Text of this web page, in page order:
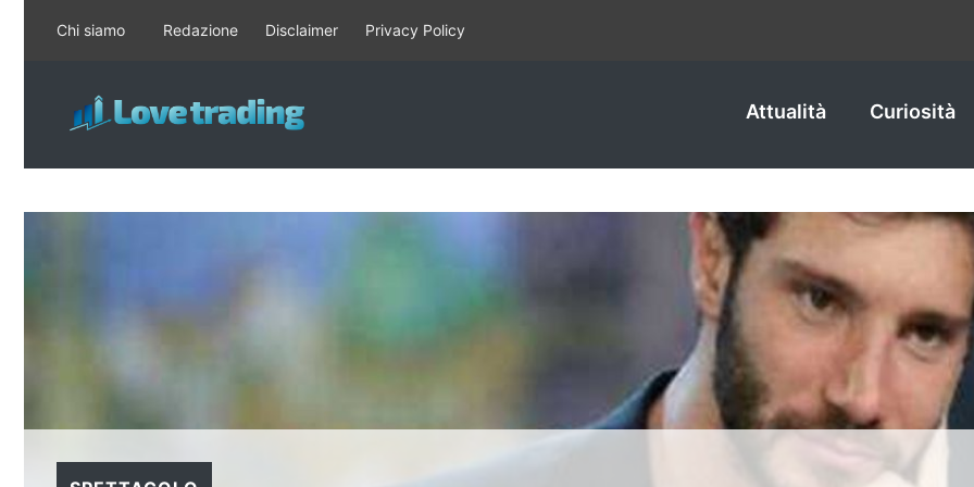
contenuto
Chi siamo Redazione Disclaimer Privacy Policy
Attualità Curiosità